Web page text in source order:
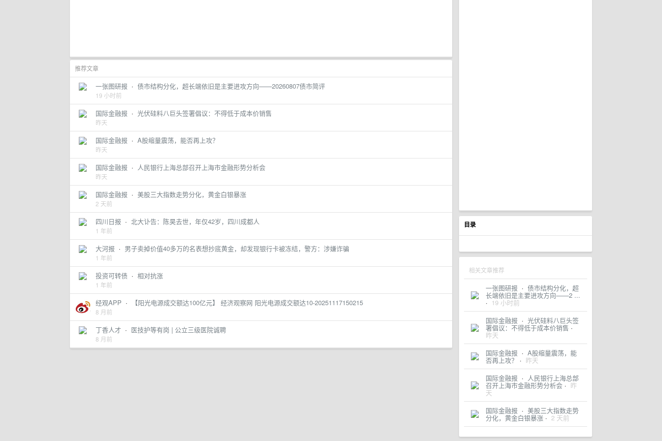
目录
相关文章推荐
一张图研报 · 债市结构分化，超
长端依旧是主要进攻方向——2 ...
· 19 小时前
国际金融报 · 光伏硅料八巨头签
署倡议：不得低于成本价销售 ·
昨天
国际金融报 · A股缩量震荡，能
否再上攻？ · 昨天
国际金融报 · 人民银行上海总部
召开上海市金融形势分析会 · 昨
天
国际金融报 · 美股三大指数走势
分化，黄金白银暴涨 · 2 天前
推荐文章
一张图研报 · 债市结构分化，超长端依旧是主要进攻方向——20260807债市简评
19 小时前
国际金融报 · 光伏硅料八巨头签署倡议：不得低于成本价销售
昨天
国际金融报 · A股缩量震荡，能否再上攻？
昨天
国际金融报 · 人民银行上海总部召开上海市金融形势分析会
昨天
国际金融报 · 美股三大指数走势分化，黄金白银暴涨
2 天前
四川日报 · 北大讣告：陈昊去世，年仅42岁，四川成都人
1 年前
大河报 · 男子卖掉价值40多万的名表想抄底黄金，却发现银行卡被冻结，警方：涉嫌诈骗
1 年前
投资可转债 · 相对抗涨
1 年前
经观APP · 【阳光电源成交额达100亿元】 经济观察网 阳光电源成交额达10-20251117150215
8 月前
丁香人才 · 医技护等有岗 | 公立三级医院诚聘
8 月前